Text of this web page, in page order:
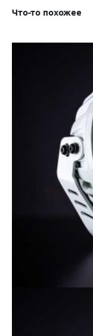
Что-то похожее